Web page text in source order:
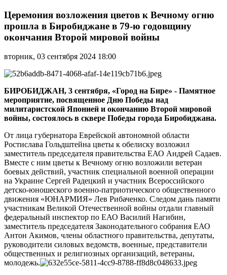
возложения
к
Вечному
прошла
Биробиджане
79-
ю
годовщину
окончания
Второй
мировой
войны
Церемония возложения цветов к Вечному огню
прошла в Биробиджане в 79-ю годовщину
окончания Второй мировой войны
вторник, 03 сентября 2024 18:00
БИРОБИДЖАН, 3 сентября, «Город на Бире» - Памятное
мероприятие, посвященное Дню Победы над
милитаристской Японией и окончанию Второй мировой
войны, состоялось в сквере Победы города Биробиджана.
От лица губернатора Еврейской автономной области
Ростислава Гольдштейна цветы к обелиску возложил
заместитель председателя правительства ЕАО Андрей Садаев.
Вместе с ним цветы к Вечному огню возложили ветеран
боевых действий, участник специальной военной операции
на Украине Сергей Радецкий и участник Всероссийского
детско-юношеского военно-патриотического общественного
движения «ЮНАРМИЯ» Лев Рибаченко. Следом дань памяти
участникам Великой Отечественной войны отдали главный
федеральный инспектор по ЕАО Василий Нагибин,
заместитель председателя Законодательного собрания ЕАО
Антон Акимов, члены областного правительства, депутаты,
руководители силовых ведомств, военные, представители
общественных и религиозных организаций, ветераны,
молодежь.